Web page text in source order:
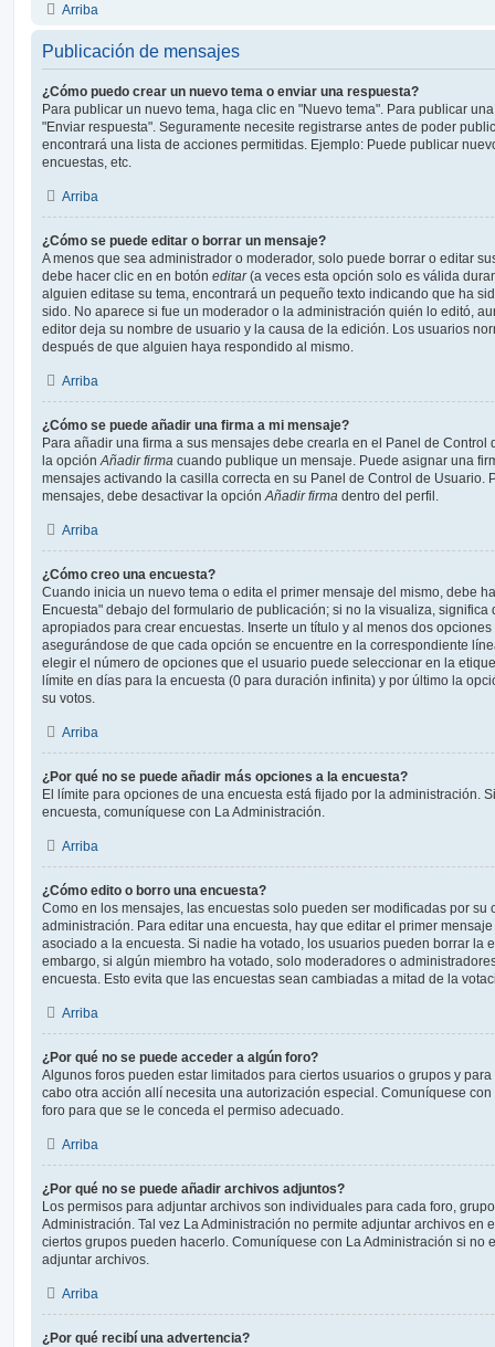
Arriba
Publicación de mensajes
¿Cómo puedo crear un nuevo tema o enviar una respuesta?
Para publicar un nuevo tema, haga clic en "Nuevo tema". Para publicar
"Enviar respuesta". Seguramente necesite registrarse antes de poder
encontrará una lista de acciones permitidas. Ejemplo: Puede publicar
encuestas, etc.
Arriba
¿Cómo se puede editar o borrar un mensaje?
A menos que sea administrador o moderador, solo puede borrar o editar
debe hacer clic en en botón editar(a veces esta opción solo es válida
alguien editase su tema, encontrará un pequeño texto indicando que ha
sido. No aparece si fue un moderador o la administración quién lo editó,
editor deja su nombre de usuario y la causa de la edición. Los usuarios
después de que alguien haya respondido al mismo.
Arriba
¿Cómo se puede añadir una firma a mi mensaje?
Para añadir una firma a sus mensajes debe crearla en el Panel de Control
la opción Añadir firma cuando publique un mensaje. Puede asignar una
mensajes activando la casilla correcta en su Panel de Control de Usuario.
mensajes, debe desactivar la opción Añadir firma dentro del perfil.
Arriba
¿Cómo creo una encuesta?
Cuando inicia un nuevo tema o edita el primer mensaje del mismo, debe
Encuesta" debajo del formulario de publicación; si no la visualiza, significa
apropiados para crear encuestas. Inserte un título y al menos dos
asegurándose de que cada opción se encuentre en la correspondiente
elegir el número de opciones que el usuario puede seleccionar en la
límite en días para la encuesta (0 para duración infinita) y por último la
su votos.
Arriba
¿Por qué no se puede añadir más opciones a la encuesta?
El límite para opciones de una encuesta está fijado por la administración.
encuesta, comuníquese con La Administración.
Arriba
¿Cómo edito o borro una encuesta?
Como en los mensajes, las encuestas solo pueden ser modificadas por
administración. Para editar una encuesta, hay que editar el primer
asociado a la encuesta. Si nadie ha votado, los usuarios pueden borrar la
embargo, si algún miembro ha votado, solo moderadores o
encuesta. Esto evita que las encuestas sean cambiadas a mitad de la
Arriba
¿Por qué no se puede acceder a algún foro?
Algunos foros pueden estar limitados para ciertos usuarios o grupos y
cabo otra acción allí necesita una autorización especial. Comuníquese
foro para que se le conceda el permiso adecuado.
Arriba
¿Por qué no se puede añadir archivos adjuntos?
Los permisos para adjuntar archivos son individuales para cada foro,
Administración. Tal vez La Administración no permite adjuntar archivos en
ciertos grupos pueden hacerlo. Comuníquese con La Administración si no
adjuntar archivos.
Arriba
¿Por qué recibí una advertencia?